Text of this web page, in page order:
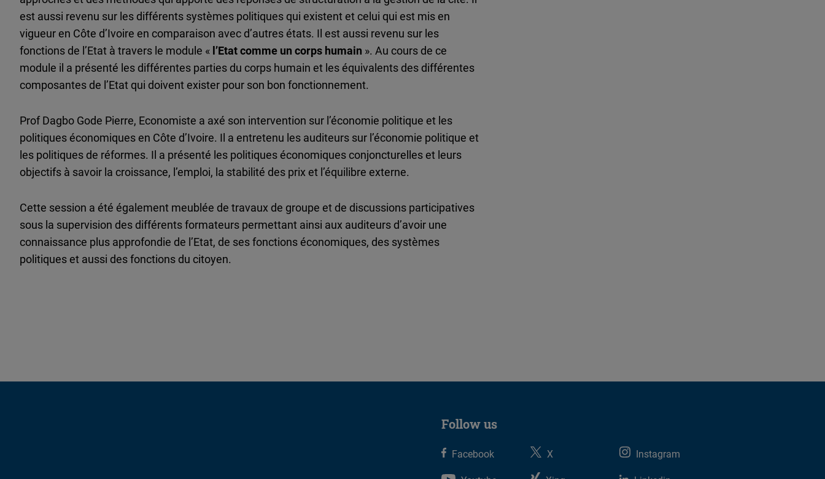
est aussi revenu sur les différents systèmes politiques qui existent et celui qui est mis en
vigueur en Côte d’Ivoire en comparaison avec d’autres états. Il est aussi revenu sur les
fonctions de l’Etat à travers le module « l’Etat comme un corps humain ». Au cours de ce
module il a présenté les différentes parties du corps humain et les équivalents des différentes
composantes de l’Etat qui doivent exister pour son bon fonctionnement.
Prof Dagbo Gode Pierre, Economiste a axé son intervention sur l’économie politique et les
politiques économiques en Côte d’Ivoire. Il a entretenu les auditeurs sur l’économie politique et
les politiques de réformes. Il a présenté les politiques économiques conjoncturelles et leurs
objectifs à savoir la croissance, l’emploi, la stabilité des prix et l’équilibre externe.
Cette session a été également meublée de travaux de groupe et de discussions participatives
sous la supervision des différents formateurs permettant ainsi aux auditeurs d’avoir une
connaissance plus approfondie de l’Etat, de ses fonctions économiques, des systèmes
politiques et aussi des fonctions du citoyen.
Follow us
Facebook X
Instagram